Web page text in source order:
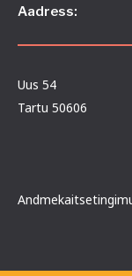
Aadress:
Uus 54
Tartu 50606